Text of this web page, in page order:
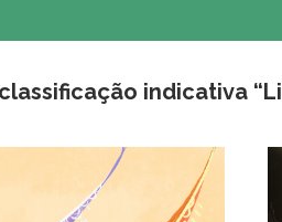
indicativa